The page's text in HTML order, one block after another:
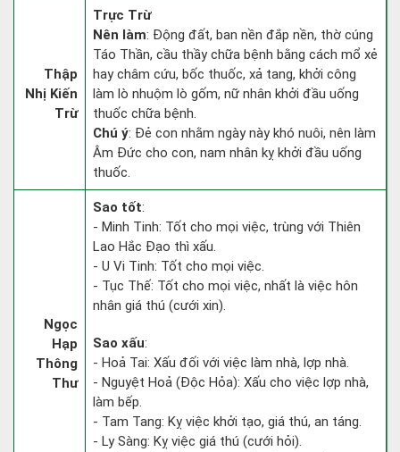
Thập
Nhị Kiến
Trừ
Trực Trừ
Nên làm: Động đất, ban nền đắp nền, thờ cúng
Táo Thần, cầu thầy chữa bệnh bằng cách mổ xẻ
hay châm cứu, bốc thuốc, xả tang, khởi công
làm lò nhuộm lò gốm, nữ nhân khởi đầu uống
thuốc chữa bệnh.
Chú ý: Đẻ con nhằm ngày này khó nuôi, nên làm
Âm Đức cho con, nam nhân kỵ khởi đầu uống
thuốc.
Ngọc
Hạp
Thông
Thư
Sao tốt:
- Minh Tinh: Tốt cho mọi việc, trùng với Thiên
Lao Hắc Đạo thì xấu.
- U Vi Tinh: Tốt cho mọi việc.
- Tục Thế: Tốt cho mọi việc, nhất là việc hôn
nhân giá thú (cưới xin).
Sao xấu:
- Hoả Tai: Xấu đối với việc làm nhà, lợp nhà.
- Nguyệt Hoả (Độc Hỏa): Xấu cho việc lợp nhà,
làm bếp.
- Tam Tang: Kỵ việc khởi tạo, giá thú, an táng.
- Ly Sàng: Kỵ việc giá thú (cưới hỏi).